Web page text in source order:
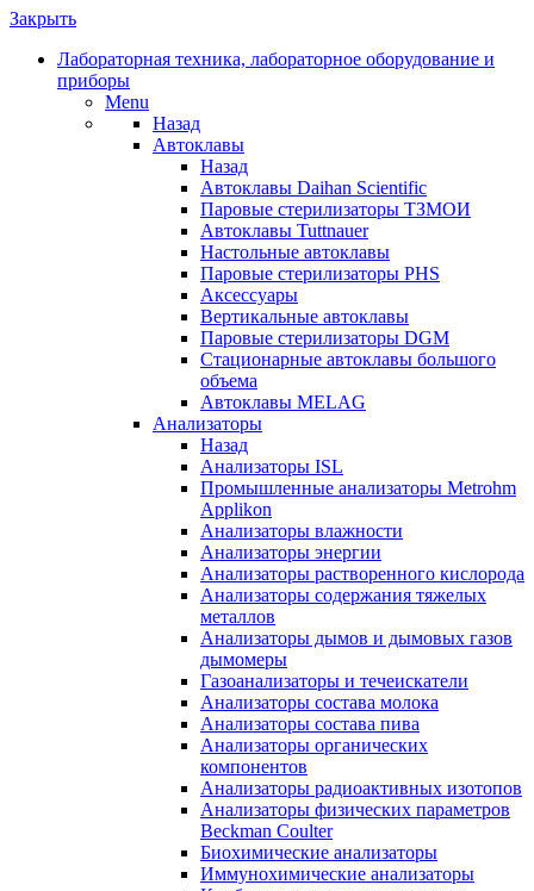
Закрыть
Лабораторная техника, лабораторное оборудование и
приборы
Menu
Назад
Автоклавы
Назад
Автоклавы Daihan Scientific
Паровые стерилизаторы ТЗМОИ
Автоклавы Tuttnauer
Наcтольные автоклавы
Паровые стерилизаторы PHS
Аксессуары
Вертикальные автоклавы
Паровые стерилизаторы DGM
Стационарные автоклавы большого
объема
Автоклавы MELAG
Анализаторы
Назад
Анализаторы ISL
Промышленные анализаторы Metrohm
Applikon
Анализаторы влажности
Анализаторы энергии
Анализаторы растворенного кислорода
Анализаторы содержания тяжелых
металлов
Анализаторы дымов и дымовых газов
дымомеры
Газоанализаторы и течеискатели
Анализаторы состава молока
Анализаторы состава пива
Анализаторы органических
компонентов
Анализаторы радиоактивных изотопов
Анализаторы физических параметров
Beckman Coulter
Биохимические анализаторы
Иммунохимические анализаторы